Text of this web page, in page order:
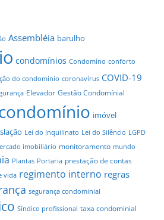
Assembléia barulho
condomínios Condomíno conforto
do condomínio coronavírus COVID-19
Elevador Gestão Condomínial
imóvel
Lei do Inquilinato Lei do Silêncio LGPD
imobiliário monitoramento mundo
Plantas Portaria prestação de contas
vida regimento interno regras
segurança condominial
Síndico profissional taxa condominial